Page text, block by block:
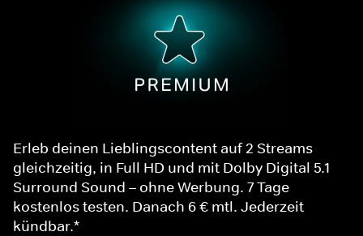
Erleb deinen Lieblingscontent auf 2 Streams
gleichzeitig, in Full HD und mit Dolby Digital 5.1
Surround Sound – ohne Werbung. 7 Tage
kostenlos testen. Danach 6 € mtl. Jederzeit
kündbar.*